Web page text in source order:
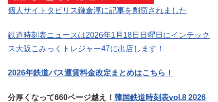
個人サイトタビリス鎌倉淳に記事を剽窃されました
鉄道時刻表ニュースは2026年1月18日日曜日にインテック
ス大阪こみっくトレジャー47に出店します！
2026年鉄道バス運賃料金改定まとめはこちら！
分厚くなって660ページ越え！ 韓国鉄道時刻表vol.8 2026